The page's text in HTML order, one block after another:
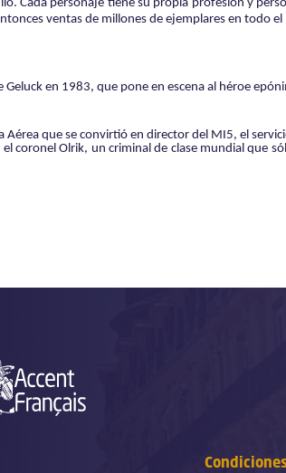
Cada personaje tiene su propia profesión y
ventas de millones de ejemplares en todo
Geluck en 1983, que pone en escena al héroe
Aérea que se convirtió en director del MI5, el
coronel Olrik, un criminal de clase mundial que